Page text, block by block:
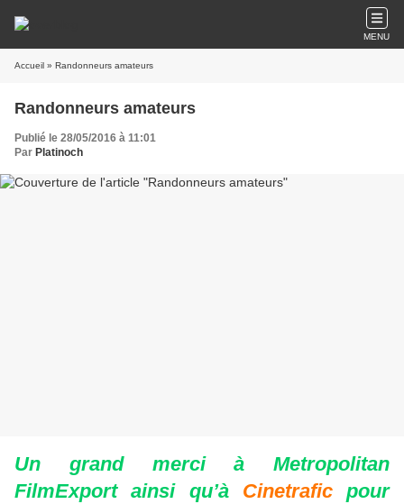
MENU
Accueil » Randonneurs amateurs
Randonneurs amateurs
Publié le 28/05/2016 à 11:01
Par Platinoch
Un grand merci à Metropolitan
FilmExport ainsi qu’à Cinetraficpour